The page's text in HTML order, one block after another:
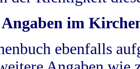
im
ebenfalls